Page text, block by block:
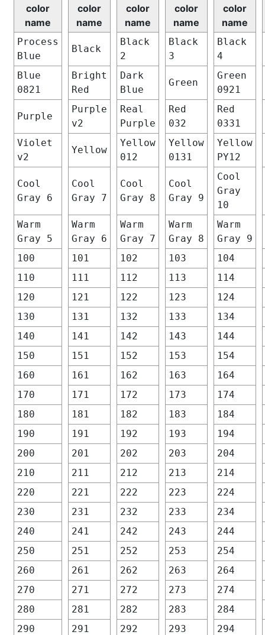
color
name
color
name
color
name
color
name
color
name
Process
Blue
Black
Black
2
Black
3
Black
4
Blue
0821
Bright
Red
Dark
Blue
Green
Green
0921
Purple
Purple
v2
Real
Purple
Red
032
Red
0331
Violet
v2
Yellow
Yellow
012
Yellow
0131
Yellow
PY12
Cool
Gray 6
Cool
Gray 7
Cool
Gray 8
Cool
Gray 9
Cool
Gray
10
Warm
Gray 5
Warm
Gray 6
Warm
Gray 7
Warm
Gray 8
Warm
Gray 9
100
101 102 103
104
110
111 112 113
114
120
121 122 123
124
130
131 132 133
134
140
141 142 143
144
150
151 152 153
154
160
161 162 163
164
170
171 172 173
174
180
181 182 183
184
190
191 192 193
194
200
201 202 203
204
210
211 212 213
214
220
221 222 223
224
230
231 232 233
234
240
241 242 243
244
250
251 252 253
254
260
261 262 263
264
270
271 272 273
274
280
281 282 283
284
290
291 292 293
294